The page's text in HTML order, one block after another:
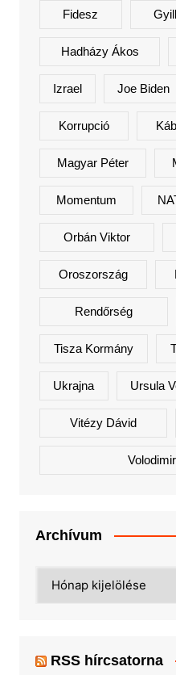
Fidesz
Hadházy Ákos
Izrael Joe Biden
Korrupció
Magyar Péter
Momentum
Orbán Viktor
Oroszország
Rendőrség
Tisza Kormány
Ukrajna Ursula
Vitézy Dávid
Archívum
RSS hírcsatorna